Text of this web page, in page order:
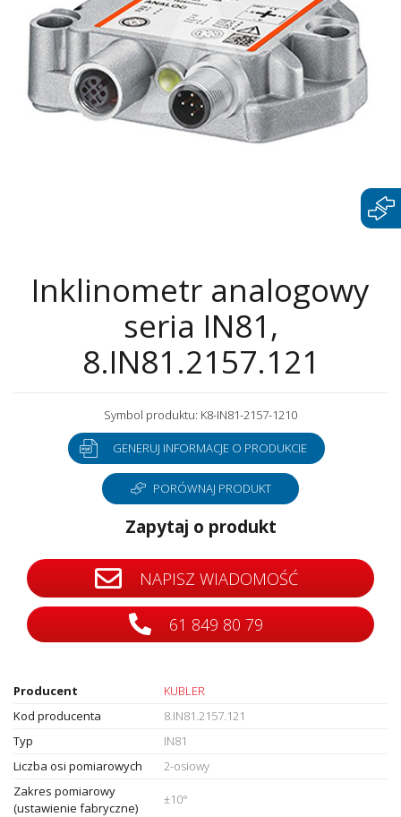
Inklinometr analogowy
seria IN81,
8.IN81.2157.121
Symbol produktu: K8-IN81-2157-1210
GENERUJ INFORMACJE O PRODUKCIE
PORÓWNAJ PRODUKT
Zapytaj o produkt
NAPISZ WIADOMOŚĆ
61 849 80 79
Producent
KUBLER
Kod producenta
8.IN81.2157.121
Typ
IN81
Liczba osi pomiarowych
2-osiowy
Zakres pomiarowy
(ustawienie fabryczne)
±10°